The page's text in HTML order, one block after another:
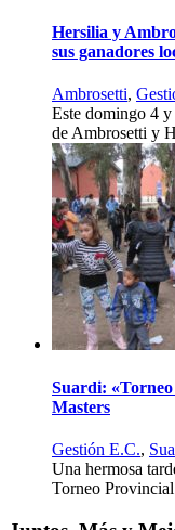
Hersilia y
sus ganadores
Ambrosetti,
Este domingo 4 y
de Ambrosetti y
Suardi:
Masters
Gestión E.C.,
Una hermosa
Torneo